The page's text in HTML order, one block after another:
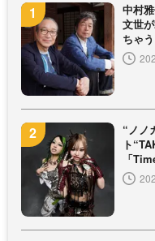
中村
文世
ちゃう
“ノノ
ト
「